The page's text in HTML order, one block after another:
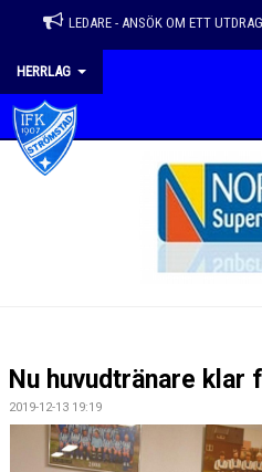
LEDARE - ANSÖK OM ETT
HERRLAG
HEM
DOKUMENT
BILDGALLERI
Nu huvudtränare klar
2019-12-13 19:19